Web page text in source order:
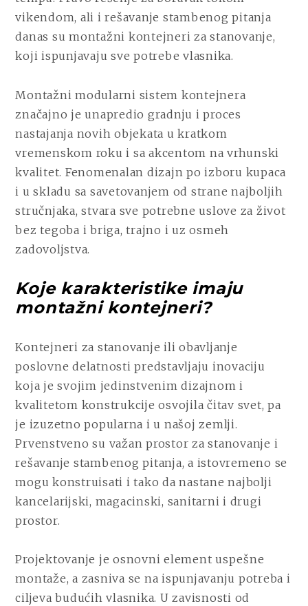
SVIM
POTREBAMA
vikendom, ali i rešavanje stambenog pitanja
danas su montažni kontejneri za stanovanje,
koji ispunjavaju sve potrebe vlasnika.
Montažni modularni sistem kontejnera
značajno je unapredio gradnju i proces
nastajanja novih objekata u kratkom
vremenskom roku i sa akcentom na vrhunski
kvalitet. Fenomenalan dizajn po izboru kupaca
i u skladu sa savetovanjem od strane najboljih
stručnjaka, stvara sve potrebne uslove za život
bez tegoba i briga, trajno i uz osmeh
zadovoljstva.
Koje karakteristike imaju
montažni kontejneri?
Kontejneri za stanovanje ili obavljanje
poslovne delatnosti predstavljaju inovaciju
koja je svojim jedinstvenim dizajnom i
kvalitetom konstrukcije osvojila čitav svet, pa
je izuzetno popularna i u našoj zemlji.
Prvenstveno su važan prostor za stanovanje i
rešavanje stambenog pitanja, a istovremeno se
mogu konstruisati i tako da nastane najbolji
kancelarijski, magacinski, sanitarni i drugi
prostor.
Projektovanje je osnovni element uspešne
montaže, a zasniva se na ispunjavanju potreba i
ciljeva budućih vlasnika. U zavisnosti od